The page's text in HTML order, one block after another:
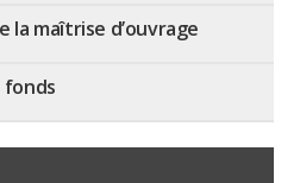
la maîtrise d’ouvrage
fonds